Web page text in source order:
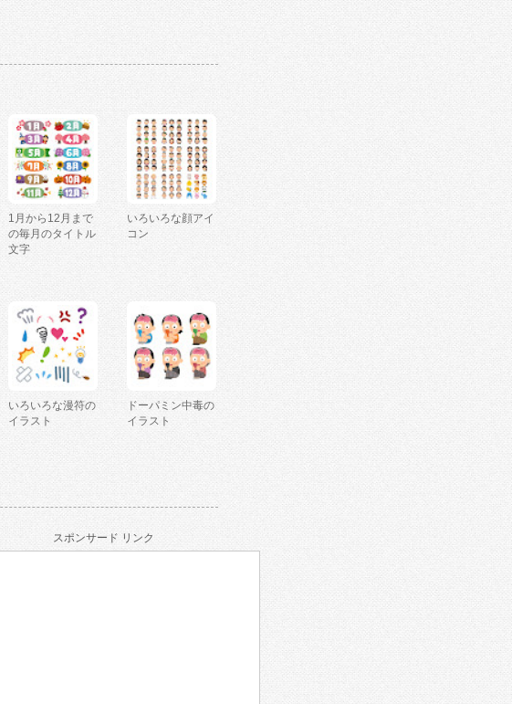
1月から12月まで
の毎月のタイトル
文字
いろいろな顔アイ
コン
いろいろな漫符の
イラスト
ドーパミン中毒の
イラスト
スポンサード リンク